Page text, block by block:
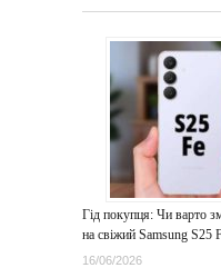
Гід покупця: Чи варто
на свіжий Samsung S25
16/06/2026